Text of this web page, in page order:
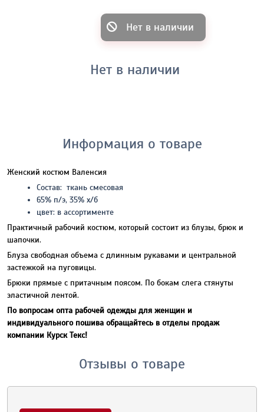
Нет в наличии
Нет в наличии
Информация о товаре
Женский костюм Валенсия
Состав: ткань смесовая
65% п/э, 35% х/б
цвет: в ассортименте
Практичный рабочий костюм, который состоит из блузы, брюк и
шапочки.
Блуза свободная объема с длинным рукавами и центральной
застежкой на пуговицы.
Брюки прямые с притачным поясом. По бокам слега стянуты
эластичной лентой.
По вопросам опта рабочей одежды для женщин и
индивидуального пошива обращайтесь в отделы продаж
компании Курск Текс!
Отзывы о товаре